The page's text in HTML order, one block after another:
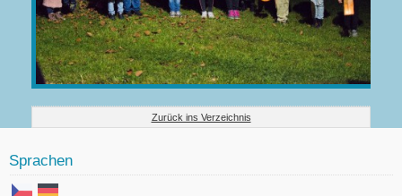
Zurück ins Verzeichnis
Sprachen